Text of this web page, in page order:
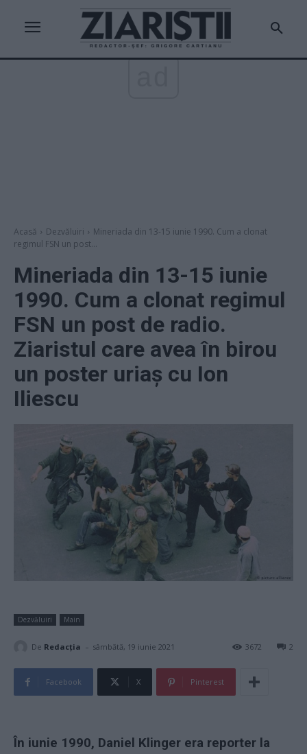
Acasă Dezvăluiri
Mineriada din 13-15 iunie 1990. Cum a clonat
regimul FSN un post...
Mineriada din 13-15 iunie
1990. Cum a clonat regimul
FSN un post de radio.
Ziaristul care avea în birou
un poster uriaș cu Ion
Iliescu
Dezvăluiri Main
De Redacţia - sâmbătă, 19 iunie 2021 2
3672
Facebook X Pinterest
În iunie 1990, Daniel Klinger era reporter la